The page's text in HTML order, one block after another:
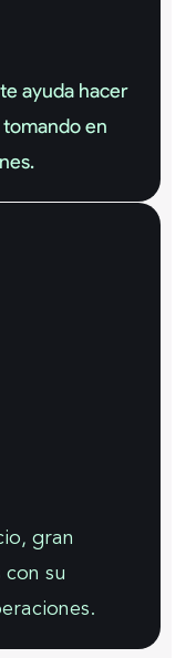
ayuda hacer
en
gran
su